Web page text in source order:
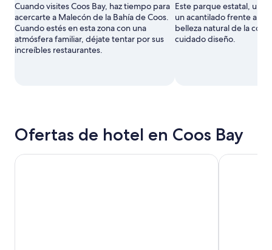
Cuando visites Coos Bay, haz tiempo para
acercarte a Malecón de la Bahía de Coos.
Cuando estés en esta zona con una
atmósfera familiar, déjate tentar por sus
increíbles restaurantes.
Este parque estatal,
un acantilado frente al
belleza natural de la
cuidado diseño.
Ofertas de hotel en Coos Bay
Edgewater Inn and Suites, an Ascend Collection Hotel
Sunset